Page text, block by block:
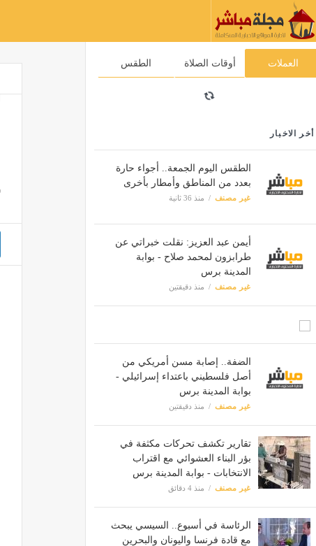
العملات أوقات الصلاة الطقس
أخر الاخبار
الطقس اليوم الجمعة.. أجواء حارة
بعدد من المناطق وأمطار بأخرى
غير مصنف منذ 36 ثانية
أيمن عبد العزيز: نقلت خبراتي عن
طرابزون لمحمد صلاح - بوابة
المدينة برس
غير مصنف منذ دقيقتين
الضفة.. إصابة مسن أمريكي من
أصل فلسطيني باعتداء إسرائيلي -
بوابة المدينة برس
غير مصنف منذ دقيقتين
تقارير تكشف تحركات مكثفة في
بؤر البناء العشوائي مع اقتراب
الانتخابات - بوابة المدينة برس
غير مصنف منذ 4 دقائق
الرئاسة في أسبوع.. السيسي يبحث
مع قادة فرنسا واليونان والبحرين